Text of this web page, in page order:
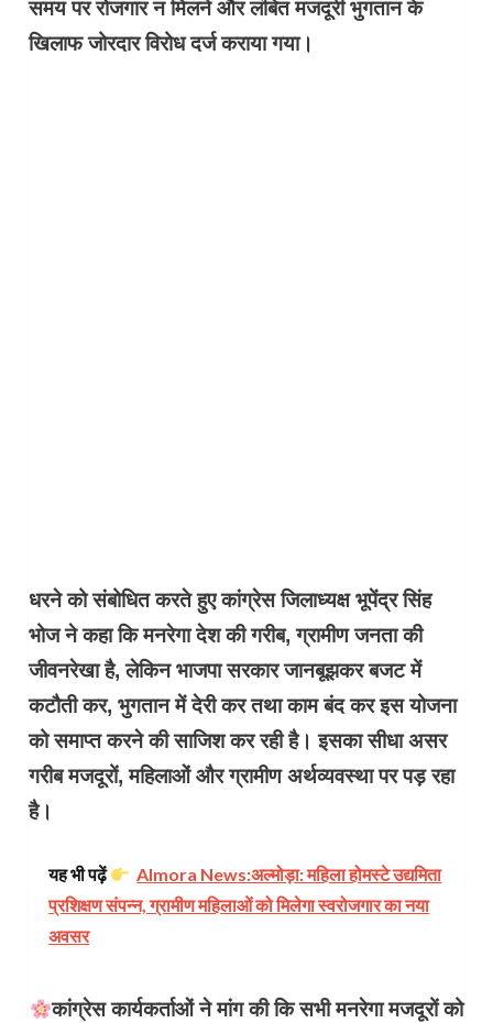
समय पर रोजगार न मिलने और लंबित मजदूरी भुगतान के
खिलाफ जोरदार विरोध दर्ज कराया गया।
धरने को संबोधित करते हुए कांग्रेस जिलाध्यक्ष भूपेंद्र सिंह
भोज ने कहा कि मनरेगा देश की गरीब, ग्रामीण जनता की
जीवनरेखा है, लेकिन भाजपा सरकार जानबूझकर बजट में
कटौती कर, भुगतान में देरी कर तथा काम बंद कर इस योजना
को समाप्त करने की साजिश कर रही है। इसका सीधा असर
गरीब मजदूरों, महिलाओं और ग्रामीण अर्थव्यवस्था पर पड़ रहा
है।
यह भी पढ़ें
​Almora News:अल्मोड़ा: महिला होमस्टे उद्यमिता
प्रशिक्षण संपन्न, ग्रामीण महिलाओं को मिलेगा स्वरोजगार का नया
अवसर
कांग्रेस कार्यकर्ताओं ने मांग की कि सभी मनरेगा मजदूरों को